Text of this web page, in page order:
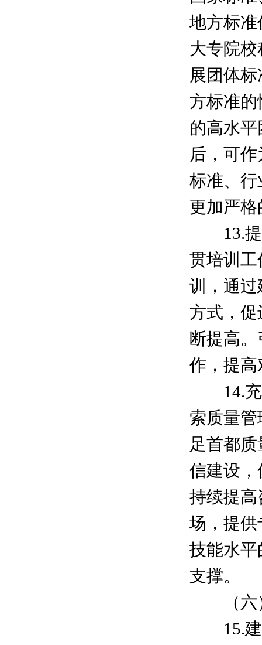
地方标
大专院
展团体
方标准
的高水
后，可
标准、
更加严
13.提
贯培训
训，通
方式，
断提高
作，提
14.充
索质量
足首都
信建设
持续提
场，提
技能水
支撑。
（六）
15.建